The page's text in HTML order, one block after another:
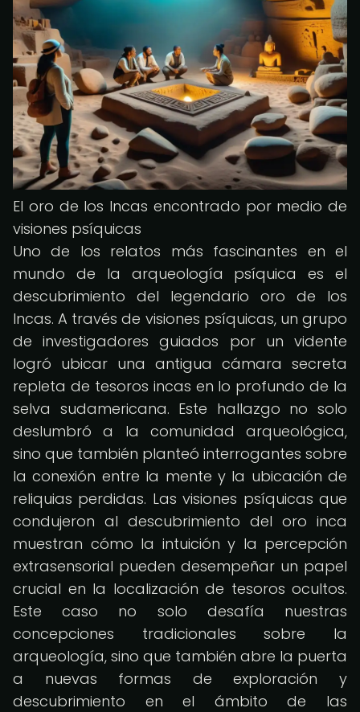
El oro de los Incas encontrado por medio de
visiones psíquicas
Uno de los relatos más fascinantes en el
mundo de la arqueología psíquica es el
descubrimiento del legendario oro de los
Incas. A través de visiones psíquicas, un grupo
de investigadores guiados por un vidente
logró ubicar una antigua cámara secreta
repleta de tesoros incas en lo profundo de la
selva sudamericana. Este hallazgo no solo
deslumbró a la comunidad arqueológica,
sino que también planteó interrogantes sobre
la conexión entre la mente y la ubicación de
reliquias perdidas. Las visiones psíquicas que
condujeron al descubrimiento del oro inca
muestran cómo la intuición y la percepción
extrasensorial pueden desempeñar un papel
crucial en la localización de tesoros ocultos.
Este caso no solo desafía nuestras
concepciones tradicionales sobre la
arqueología, sino que también abre la puerta
a nuevas formas de exploración y
descubrimiento en el ámbito de las